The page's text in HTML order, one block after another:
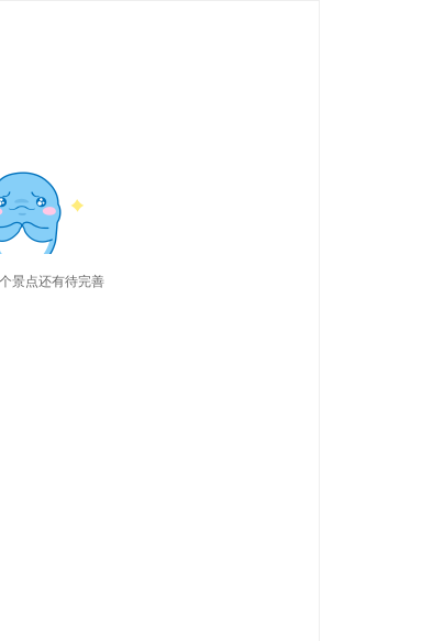
景点还有待完善